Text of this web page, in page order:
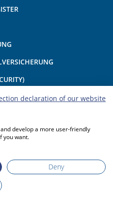
declaration of our website
develop a more user-friendly
you want.
Deny